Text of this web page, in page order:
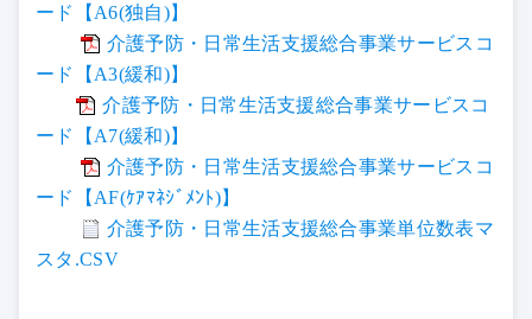
ード【A6(独自)】
介護予防・日常生活支援総合事業サービスコ
ード【A3(緩和)】
介護予防・日常生活支援総合事業サービスコ
ード【A7(緩和)】
介護予防・日常生活支援総合事業サービスコ
ード【AF(ｹｱﾏﾈｼﾞﾒﾝﾄ)】
介護予防・日常生活支援総合事業単位数表マ
スタ.CSV